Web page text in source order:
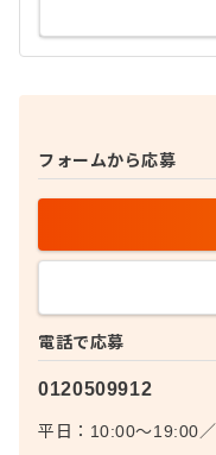
電話で応募
0120509912
平日：10:00〜19:00／
フォームから応募